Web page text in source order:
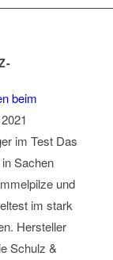
beim
im Test Das
Sachen
und
im stark
Hersteller
Schulz &